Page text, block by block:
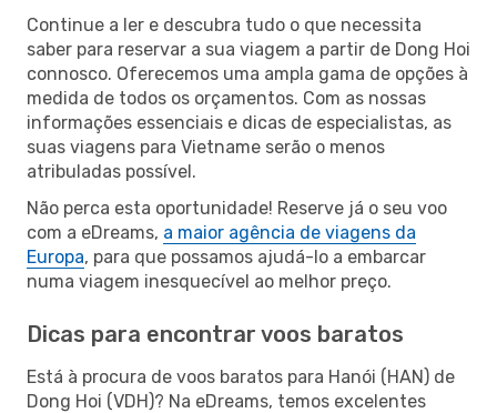
Continue a ler e descubra tudo o que necessita
saber para reservar a sua viagem a partir de Dong Hoi
connosco. Oferecemos uma ampla gama de opções à
medida de todos os orçamentos. Com as nossas
informações essenciais e dicas de especialistas, as
suas viagens para Vietname serão o menos
atribuladas possível.
Não perca esta oportunidade! Reserve já o seu voo
com a eDreams, a maior agência de viagens da
Europa, para que possamos ajudá-lo a embarcar
numa viagem inesquecível ao melhor preço.
Dicas para encontrar voos baratos
Está à procura de voos baratos para Hanói (HAN) de
Dong Hoi (VDH)? Na eDreams, temos excelentes